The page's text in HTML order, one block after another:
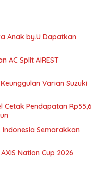
Anak by.U Dapatkan
AC Split AIREST
Varian Suzuki
Cetak Pendapatan Rp55,6
Indonesia Semarakkan
Nation Cup 2026